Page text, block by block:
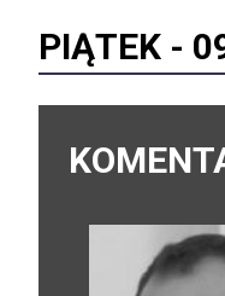
PIĄTEK -